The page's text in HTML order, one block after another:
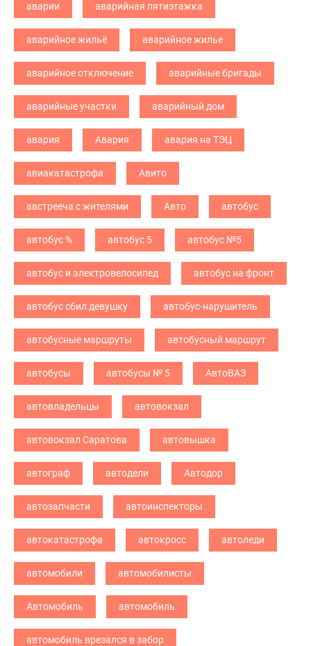
аварии аварийная пятиэтажка
аварийное жильё аварийное жилье
аварийное отключение аварийные бригады
аварийные участки аварийный дом
авария Авария авария на ТЭЦ
авиакатастрофа Авито
австрееча с жителями Авто автобус
автобус % автобус 5 автобус №5
автобус и электровелосипед автобус на фронт
автобус сбил девушку автобус-нарушитель
автобусные маршруты автобусный маршрут
автобусы автобусы № 5 АвтоВАЗ
автовладельцы автовокзал
автовокзал Саратова автовышка
автограф автодели Автодор
автозапчасти автоинспекторы
автокатастрофа автокросс автоледи
автомобили автомобилисты
Автомобиль автомобиль
автомобиль врезался в забор